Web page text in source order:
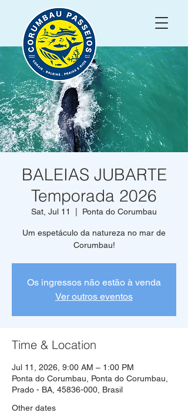
BALEIAS JUBARTE
Temporada 2026
Sat, Jul 11 Ponta do Corumbau
Um espetáculo da natureza no mar de
Corumbau!
Os ingressos não estão à venda
Ver outros eventos
Time & Location
Jul 11, 2026, 9:00 AM – 1:00 PM
Ponta do Corumbau, Ponta do Corumbau,
Prado - BA, 45836-000, Brasil
Other dates